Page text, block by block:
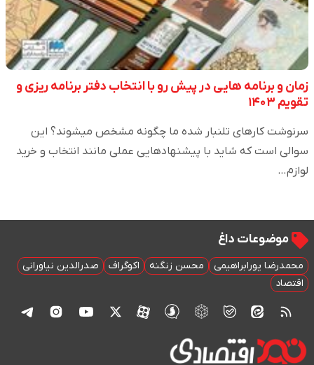
زمان و برنامه هایی در پیش رو با انتخاب دفتر برنامه ریزی و
تقویم ۱۴۰۳
سرنوشت کارهای تلنبار شده ما چگونه مشخص میشوند؟ این
سوالی است که شاید با پیشنهادهایی عملی مانند انتخاب و خرید
لوازم…
موضوعات داغ
محمدرضا پورابراهیمی محسن زنگنه اکوگراف
صدرالدین نیاورانی
اقتصاد